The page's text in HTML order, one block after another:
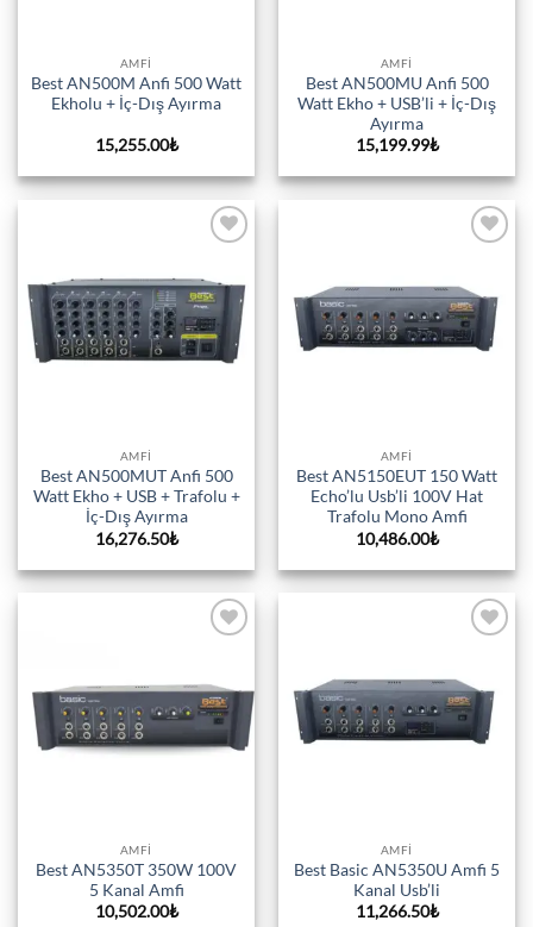
AMFI
Best AN500M Anfi 500 Watt
Ekholu + İç-Dış Ayırma
15,255.00₺
AMFI
Best AN500MU Anfi 500
Watt Ekho + USB’li + İç-Dış
Ayırma
15,199.99₺
wishlist
AMFI
Best AN500MUT Anfi 500
Watt Ekho + USB + Trafolu +
İç-Dış Ayırma
16,276.50₺
AMFI
Best AN5150EUT 150 Watt
Echo’lu Usb’li 100V Hat
Trafolu Mono Amfi
10,486.00₺
AMFI
Best AN5350T 350W 100V
5 Kanal Amfi
10,502.00₺
AMFI
Best Basic AN5350U Amfi 5
Kanal Usb’li
11,266.50₺